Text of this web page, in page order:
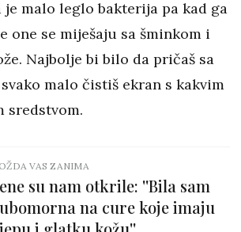
je malo leglo bakterija pa kad ga
one se miješaju sa šminkom i
Najbolje bi bilo da pričaš sa
malo čistiš ekran s kakvim
sredstvom.
VAS ZANIMA
su nam otkrile: ''Bila sam
na cure koje imaju